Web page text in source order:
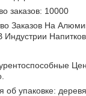
заказов: 10000
Заказов На
Напитков.
упаковке: